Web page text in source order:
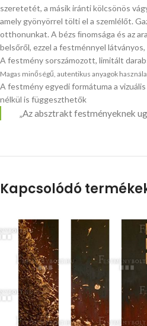
szeretetét, a másik iránti kölcsönös
amely gyönyörrel tölti el a szemlélőt.
otthonunkat. A bézs ﬁnomsága és az
belsőről, ezzel a festménnyel
A festmény sorszámozott, limitált
Magas minőségű, autentikus anyagok
A festmény egyedi formátuma a
nélkül is függeszthetők
„Az absztrakt festményeknek
Kapcsolódó